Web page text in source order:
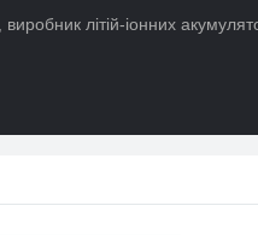
літій-іонних